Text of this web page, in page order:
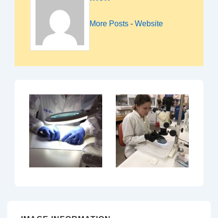
More Posts - Website